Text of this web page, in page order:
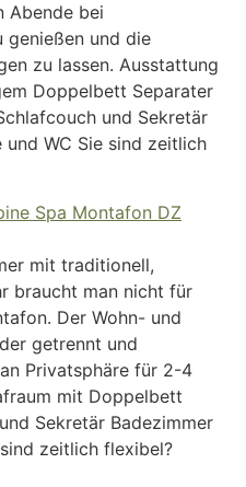
Abende bei
genießen und die
zu lassen. Ausstattung
Doppelbett Separater
und Sekretär
und WC Sie sind zeitlich
mit traditionell,
braucht man nicht für
Der Wohn- und
getrennt und
Privatsphäre für 2-4
mit Doppelbett
Sekretär Badezimmer
zeitlich flexibel?